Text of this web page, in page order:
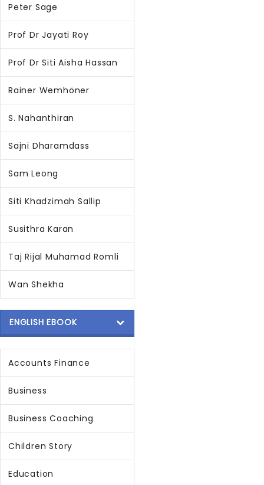
Peter Sage
Prof Dr Jayati Roy
Prof Dr Siti Aisha Hassan
Rainer Wemhöner
S. Nahanthiran
Sajni Dharamdass
Sam Leong
Siti Khadzimah Sallip
Susithra Karan
Taj Rijal Muhamad Romli
Wan Shekha
ENGLISH EBOOK
Accounts Finance
Business
Business Coaching
Children Story
Education